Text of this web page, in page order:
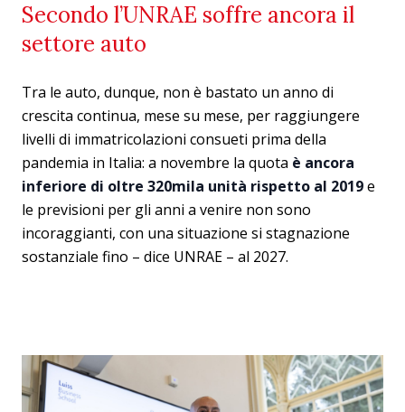
Secondo l’UNRAE soffre ancora il
settore auto
Tra le auto, dunque, non è bastato un anno di
crescita continua, mese su mese, per raggiungere
livelli di immatricolazioni consueti prima della
pandemia in Italia: a novembre la quota è ancora
inferiore di oltre 320mila unità rispetto al 2019e
le previsioni per gli anni a venire non sono
incoraggianti, con una situazione si stagnazione
sostanziale fino – dice UNRAE – al 2027.